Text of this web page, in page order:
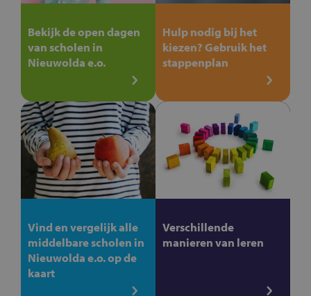
Bekijk de open dagen
van scholen in
Nieuwolda e.o.
Hulp nodig bij het
kiezen? Gebruik het
stappenplan
Vind en vergelijk alle
middelbare scholen in
Nieuwolda e.o. op de
kaart
Verschillende
manieren van leren